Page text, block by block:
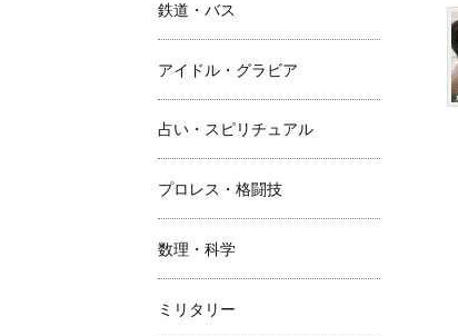
鉄道・バス
アイドル・グラビア
占い・スピリチュアル
プロレス・格闘技
数理・科学
ミリタリー